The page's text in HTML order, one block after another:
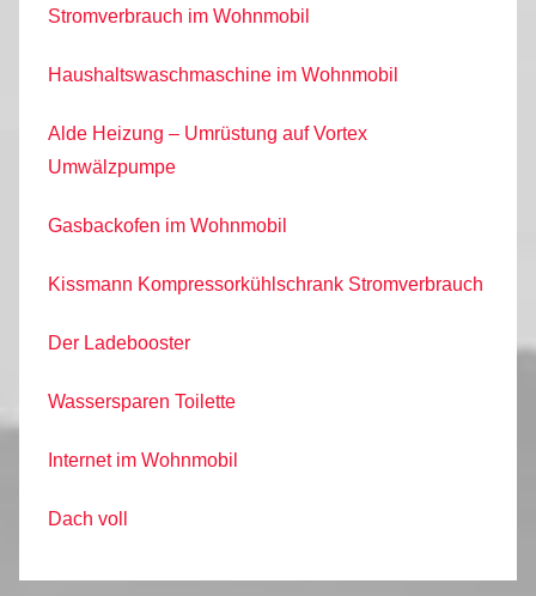
Stromverbrauch im Wohnmobil
Haushaltswaschmaschine im Wohnmobil
Alde Heizung – Umrüstung auf Vortex
Umwälzpumpe
Gasbackofen im Wohnmobil
Kissmann Kompressorkühlschrank Stromverbrauch
Der Ladebooster
Wassersparen Toilette
Internet im Wohnmobil
Dach voll